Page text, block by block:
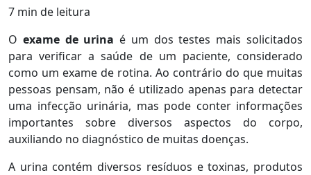
7 min de leitura
O exame de urina é um dos testes mais solicitados
para verificar a saúde de um paciente, considerado
como um exame de rotina. Ao contrário do que muitas
pessoas pensam, não é utilizado apenas para detectar
uma infecção urinária, mas pode conter informações
importantes sobre diversos aspectos do corpo,
auxiliando no diagnóstico de muitas doenças.
A urina contém diversos resíduos e toxinas, produtos